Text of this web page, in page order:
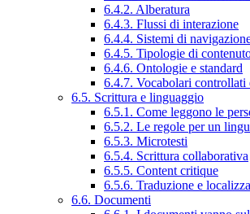
6.4.2. Alberatura
6.4.3. Flussi di interazione
6.4.4. Sistemi di
6.4.5. Tipologie di
6.4.6. Ontologie e standard
6.4.7. Vocabolari controllati
6.5. Scrittura e linguaggio
6.5.1. Come leggono le
6.5.2. Le regole per un
6.5.3. Microtesti
6.5.4. Scrittura collaborativa
6.5.5. Content critique
6.5.6. Traduzione e
6.6. Documenti